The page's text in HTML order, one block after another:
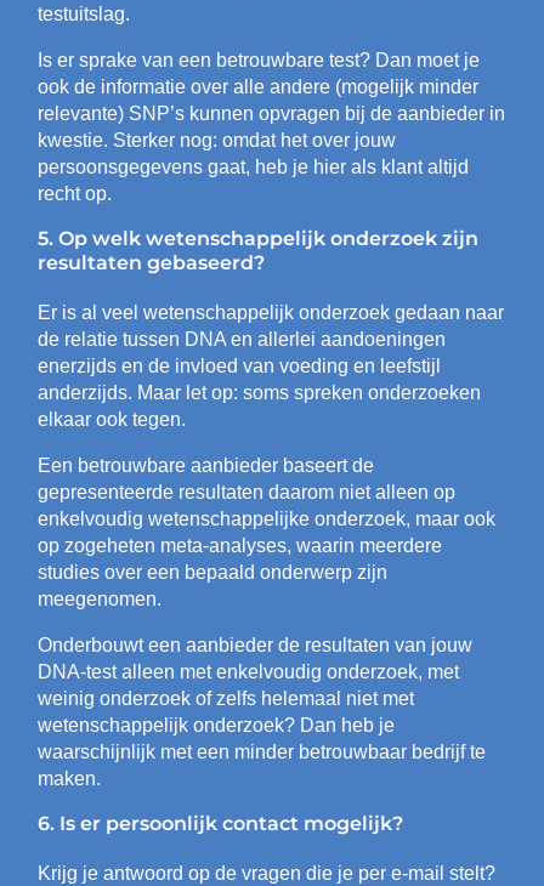
testuitslag.
Is er sprake van een betrouwbare test? Dan moet je
ook de informatie over alle andere (mogelijk minder
relevante) SNP’s kunnen opvragen bij de aanbieder in
kwestie. Sterker nog: omdat het over jouw
persoonsgegevens gaat, heb je hier als klant altijd
recht op.
5. Op welk wetenschappelijk onderzoek zijn
resultaten gebaseerd?
Er is al veel wetenschappelijk onderzoek gedaan naar
de relatie tussen DNA en allerlei aandoeningen
enerzijds en de invloed van voeding en leefstijl
anderzijds. Maar let op: soms spreken onderzoeken
elkaar ook tegen.
Een betrouwbare aanbieder baseert de
gepresenteerde resultaten daarom niet alleen op
enkelvoudig wetenschappelijke onderzoek, maar ook
op zogeheten meta-analyses, waarin meerdere
studies over een bepaald onderwerp zijn
meegenomen.
Onderbouwt een aanbieder de resultaten van jouw
DNA-test alleen met enkelvoudig onderzoek, met
weinig onderzoek of zelfs helemaal niet met
wetenschappelijk onderzoek? Dan heb je
waarschijnlijk met een minder betrouwbaar bedrijf te
maken.
6. Is er persoonlijk contact mogelijk?
Krijg je antwoord op de vragen die je per e-mail stelt?